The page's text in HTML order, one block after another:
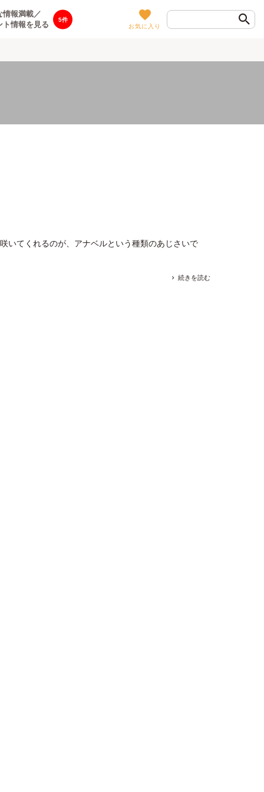
5
情報満載／
ト情報を見る
お気に入り
いてくれるのが、アナベルという種類のあじさいで
続きを読む